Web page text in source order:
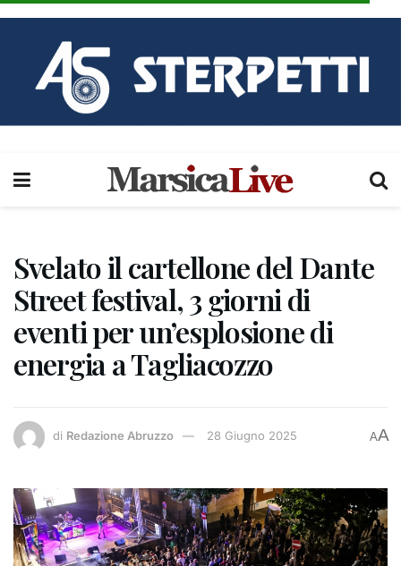
Svelato il cartellone del Dante
Street festival, 3 giorni di
eventi per un’esplosione di
energia a Tagliacozzo
di Redazione Abruzzo 28 Giugno 2025 AA